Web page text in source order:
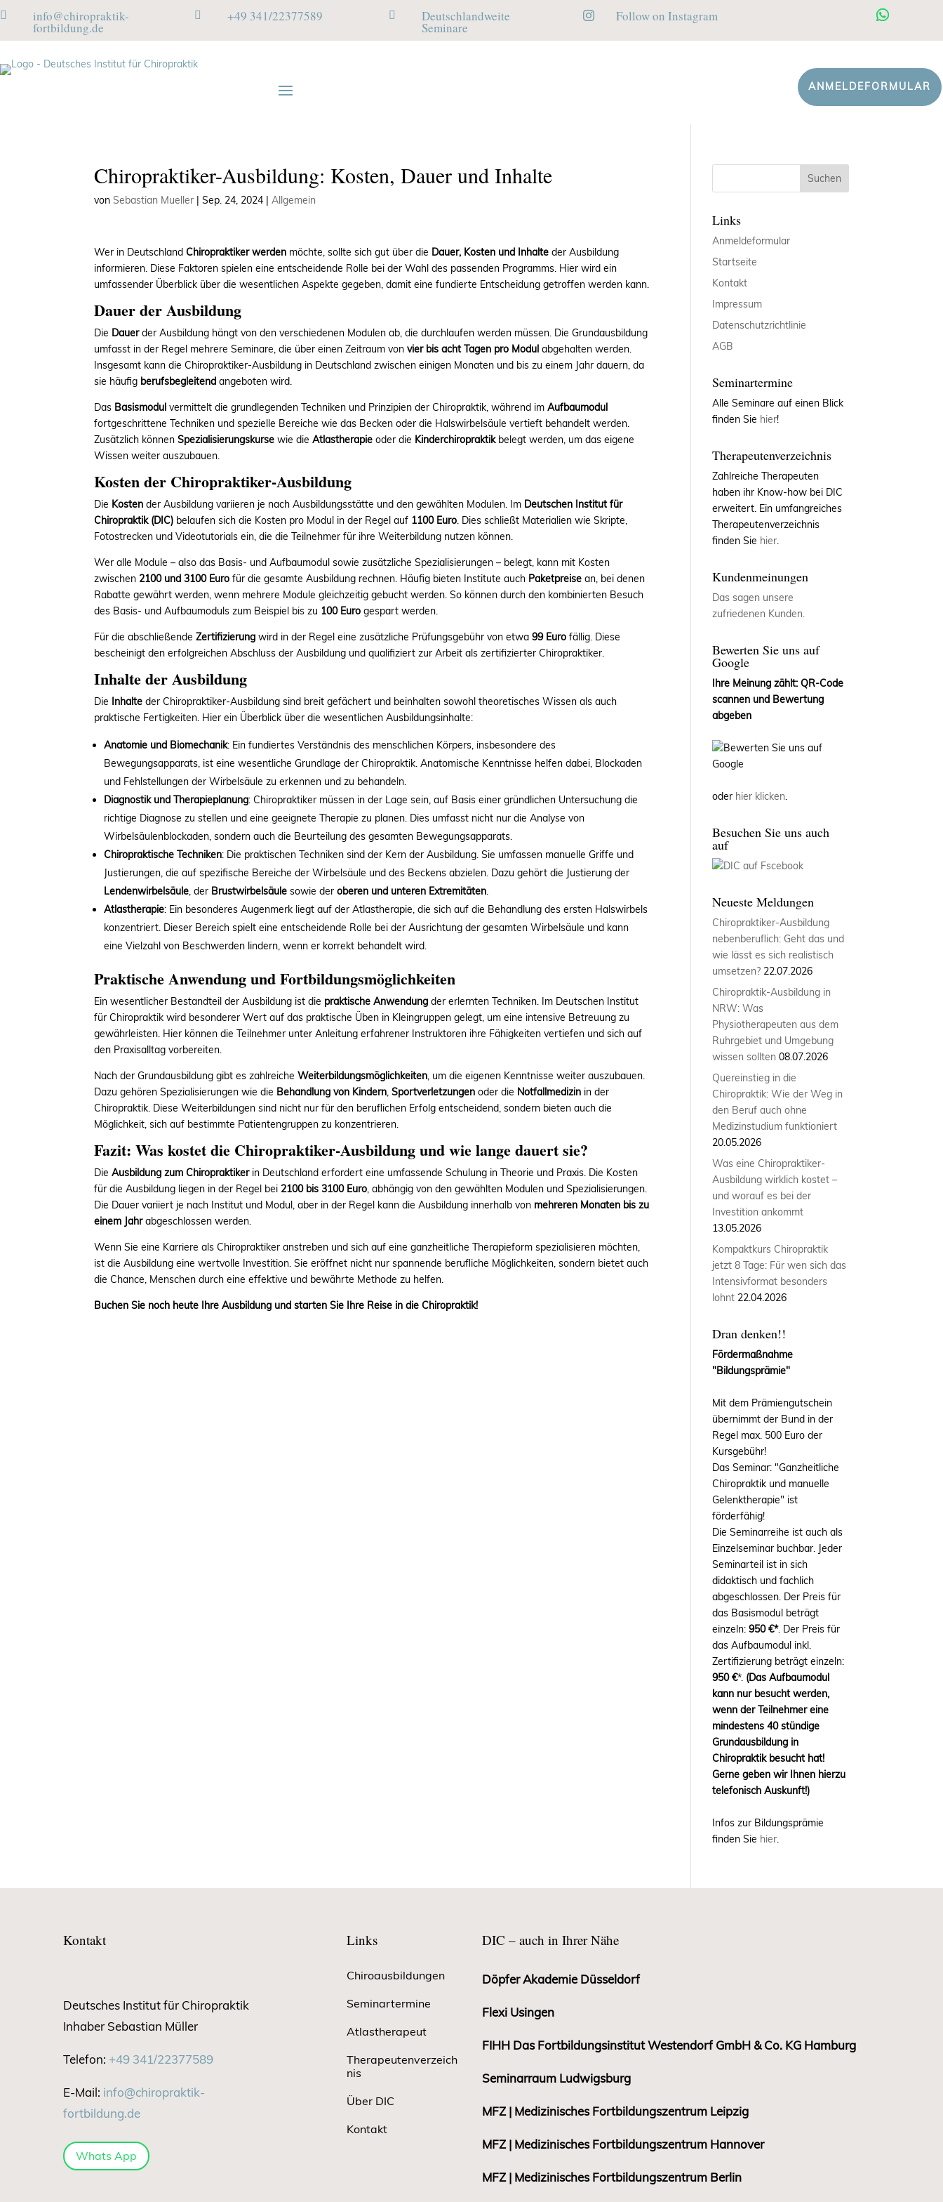
 info@chiropraktik-
fortbildung.de
 +49 341/22377589  Deutschlandweite
Seminare
 Follow on Instagram
ANMELDEFORMULAR
Chiropraktiker-Ausbildung: Kosten, Dauer und Inhalte
vonSebastian Mueller |Sep. 24, 2024 |Allgemein
Wer in DeutschlandChiropraktiker werden möchte, sollte sich gut über die Dauer, Kosten und Inhalte der Ausbildung
informieren. Diese Faktoren spielen eine entscheidende Rolle bei der Wahl des passenden Programms. Hier wird ein
umfassender Überblick über die wesentlichen Aspekte gegeben, damit eine fundierte Entscheidung getroffen werden kann.
Dauer der Ausbildung
Die Dauerder Ausbildung hängt von den verschiedenen Modulen ab, die durchlaufen werden müssen. Die Grundausbildung
umfasst in der Regel mehrere Seminare, die über einen Zeitraum vonvier bis acht Tagen pro Modul abgehalten werden.
Insgesamt kann die Chiropraktiker-Ausbildung in Deutschland zwischen einigen Monaten und bis zu einem Jahr dauern, da
sie häufig berufsbegleitend angeboten wird.
Das Basismodul vermittelt die grundlegenden Techniken und Prinzipien der Chiropraktik, während imAufbaumodul
fortgeschrittene Techniken und spezielle Bereiche wie das Becken oder die Halswirbelsäule vertieft behandelt werden.
Zusätzlich könnenSpezialisierungskurse wie dieAtlastherapie oder die Kinderchiropraktikbelegt werden, um das eigene
Wissen weiter auszubauen.
Kosten der Chiropraktiker-Ausbildung
Die Kosten der Ausbildung variieren je nach Ausbildungsstätte und den gewählten Modulen. Im Deutschen Institut für
Chiropraktik (DIC) belaufen sich die Kosten pro Modul in der Regel auf 1100 Euro. Dies schließt Materialien wie Skripte,
Fotostrecken und Videotutorials ein, die die Teilnehmer für ihre Weiterbildung nutzen können.
Wer alle Module – also das Basis- und Aufbaumodul sowie zusätzliche Spezialisierungen – belegt, kann mit Kosten
zwischen 2100 und 3100 Euro für die gesamte Ausbildung rechnen. Häufig bieten Institute auch Paketpreise an, bei denen
Rabatte gewährt werden, wenn mehrere Module gleichzeitig gebucht werden. So können durch den kombinierten Besuch
des Basis- und Aufbaumoduls zum Beispiel bis zu 100 Euro gespart werden.
Für die abschließendeZertifizierung wird in der Regel eine zusätzliche Prüfungsgebühr von etwa99 Euro fällig. Diese
bescheinigt den erfolgreichen Abschluss der Ausbildung und qualifiziert zur Arbeit als zertifizierter Chiropraktiker.
Inhalte der Ausbildung
Die Inhalte der Chiropraktiker-Ausbildung sind breit gefächert und beinhalten sowohl theoretisches Wissen als auch
praktische Fertigkeiten. Hier ein Überblick über die wesentlichen Ausbildungsinhalte:
Anatomie und Biomechanik: Ein fundiertes Verständnis des menschlichen Körpers, insbesondere des
Bewegungsapparats, ist eine wesentliche Grundlage der Chiropraktik. Anatomische Kenntnisse helfen dabei, Blockaden
und Fehlstellungen der Wirbelsäule zu erkennen und zu behandeln.
Diagnostik und Therapieplanung: Chiropraktiker müssen in der Lage sein, auf Basis einer gründlichen Untersuchung die
richtige Diagnose zu stellen und eine geeignete Therapie zu planen. Dies umfasst nicht nur die Analyse von
Wirbelsäulenblockaden, sondern auch die Beurteilung des gesamten Bewegungsapparats.
Chiropraktische Techniken: Die praktischen Techniken sind der Kern der Ausbildung. Sie umfassen manuelle Griffe und
Justierungen, die auf spezifische Bereiche der Wirbelsäule und des Beckens abzielen. Dazu gehört die Justierung der
Lendenwirbelsäule, der Brustwirbelsäule sowie deroberen und unteren Extremitäten.
Atlastherapie: Ein besonderes Augenmerk liegt auf der Atlastherapie, die sich auf die Behandlung des ersten Halswirbels
konzentriert. Dieser Bereich spielt eine entscheidende Rolle bei der Ausrichtung der gesamten Wirbelsäule und kann
eine Vielzahl von Beschwerden lindern, wenn er korrekt behandelt wird.
Praktische Anwendung und Fortbildungsmöglichkeiten
Ein wesentlicher Bestandteil der Ausbildung ist die praktische Anwendung der erlernten Techniken. Im Deutschen Institut
für Chiropraktik wird besonderer Wert auf das praktische Üben in Kleingruppen gelegt, um eine intensive Betreuung zu
gewährleisten. Hier können die Teilnehmer unter Anleitung erfahrener Instruktoren ihre Fähigkeiten vertiefen und sich auf
den Praxisalltag vorbereiten.
Nach der Grundausbildung gibt es zahlreicheWeiterbildungsmöglichkeiten, um die eigenen Kenntnisse weiter auszubauen.
Dazu gehören Spezialisierungen wie die Behandlung von Kindern,Sportverletzungen oder die Notfallmedizin in der
Chiropraktik. Diese Weiterbildungen sind nicht nur für den beruflichen Erfolg entscheidend, sondern bieten auch die
Möglichkeit, sich auf bestimmte Patientengruppen zu konzentrieren.
Fazit: Was kostet die Chiropraktiker-Ausbildung und wie lange dauert sie?
DieAusbildung zum Chiropraktikerin Deutschland erfordert eine umfassende Schulung in Theorie und Praxis. Die Kosten
für die Ausbildung liegen in der Regel bei 2100 bis 3100 Euro, abhängig von den gewählten Modulen und Spezialisierungen.
Die Dauer variiert je nach Institut und Modul, aber in der Regel kann die Ausbildung innerhalb von mehreren Monaten bis zu
einem Jahrabgeschlossen werden.
Wenn Sie eine Karriere als Chiropraktiker anstreben und sich auf eine ganzheitliche Therapieform spezialisieren möchten,
ist die Ausbildung eine wertvolle Investition. Sie eröffnet nicht nur spannende berufliche Möglichkeiten, sondern bietet auch
die Chance, Menschen durch eine effektive und bewährte Methode zu helfen.
Buchen Sie noch heute Ihre Ausbildung und starten Sie Ihre Reise in die Chiropraktik!
Links
Anmeldeformular
Startseite
Kontakt
Impressum
Datenschutzrichtlinie
AGB
Seminartermine
Alle Seminare auf einen Blick
finden Sie hier!
Therapeutenverzeichnis
Zahlreiche Therapeuten
haben ihr Know-how bei DIC
erweitert. Ein umfangreiches
Therapeutenverzeichnis
finden Sie hier.
Kundenmeinungen
Das sagen unsere
zufriedenen Kunden.
Bewerten Sie uns auf
Google
Ihre Meinung zählt: QR-Code
scannen und Bewertung
abgeben
oder hier klicken.
Besuchen Sie uns auch
auf
Neueste Meldungen
Chiropraktiker-Ausbildung
nebenberuflich: Geht das und
wie lässt es sich realistisch
umsetzen? 22.07.2026
Chiropraktik-Ausbildung in
NRW: Was
Physiotherapeuten aus dem
Ruhrgebiet und Umgebung
wissen sollten 08.07.2026
Quereinstieg in die
Chiropraktik: Wie der Weg in
den Beruf auch ohne
Medizinstudium funktioniert
20.05.2026
Was eine Chiropraktiker-
Ausbildung wirklich kostet –
und worauf es bei der
Investition ankommt
13.05.2026
Kompaktkurs Chiropraktik
jetzt 8 Tage: Für wen sich das
Intensivformat besonders
lohnt 22.04.2026
Dran denken!!
Fördermaßnahme
"Bildungsprämie"
Mit dem Prämiengutschein
übernimmt der Bund in der
Regel max. 500 Euro der
Kursgebühr!
Das Seminar: "Ganzheitliche
Chiropraktik und manuelle
Gelenktherapie" ist
förderfähig!
Die Seminarreihe ist auch als
Einzelseminar buchbar. Jeder
Seminarteil ist in sich
didaktisch und fachlich
abgeschlossen. Der Preis für
das Basismodul beträgt
einzeln:950 €*. Der Preis für
das Aufbaumodul inkl.
Zertifizierung beträgt einzeln:
950 €*. (Das Aufbaumodul
kann nur besucht werden,
wenn der Teilnehmer eine
mindestens 40 stündige
Grundausbildung in
Chiropraktik besucht hat!
Gerne geben wir Ihnen hierzu
telefonisch Auskunft!)
Infos zur Bildungsprämie
finden Sie hier.
Kontakt
Deutsches Institut für Chiropraktik
Inhaber Sebastian Müller
Telefon: +49 341/22377589
E-Mail: info@chiropraktik-
fortbildung.de
Whats App
Links
Chiroausbildungen
Seminartermine
Atlastherapeut
Therapeutenverzeich
nis
Über DIC
Kontakt
DIC – auch in Ihrer Nähe
Döpfer Akademie Düsseldorf
Flexi Usingen
FIHH Das Fortbildungsinstitut Westendorf GmbH & Co. KG Hamburg
Seminarraum Ludwigsburg
MFZ | Medizinisches Fortbildungszentrum Leipzig
MFZ | Medizinisches Fortbildungszentrum Hannover
MFZ | Medizinisches Fortbildungszentrum Berlin